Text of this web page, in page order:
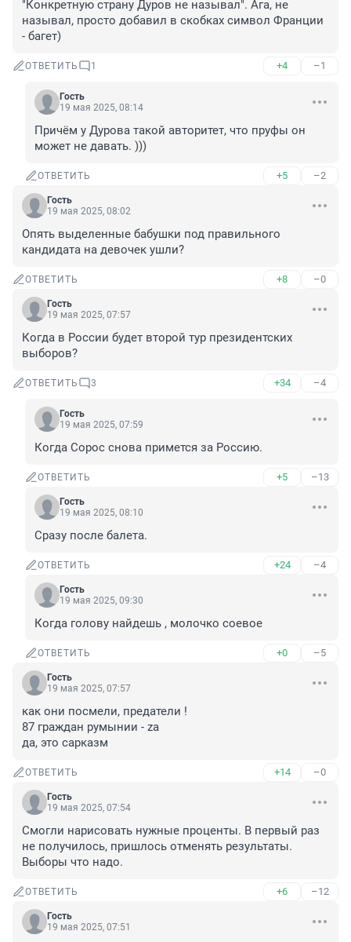
"Конкретную страну Дуров не называл". Ага, не
называл, просто добавил в скобках символ Франции
- багет)
ОТВЕТИТЬ 1 +4 –1
Гость
19 мая 2025, 08:14
Причём у Дурова такой авторитет, что пруфы он
может не давать. )))
ОТВЕТИТЬ +5 –2
Гость
19 мая 2025, 08:02
Опять выделенные бабушки под правильного
кандидата на девочек ушли?
ОТВЕТИТЬ +8 –0
Гость
19 мая 2025, 07:57
Когда в России будет второй тур президентских
выборов?
ОТВЕТИТЬ 3 +34 –4
Гость
19 мая 2025, 07:59
Когда Сорос снова примется за Россию.
ОТВЕТИТЬ +5 –13
Гость
19 мая 2025, 08:10
Сразу после балета.
ОТВЕТИТЬ +24 –4
Гость
19 мая 2025, 09:30
Когда голову найдешь , молочко соевое
ОТВЕТИТЬ +0 –5
Гость
19 мая 2025, 07:57
как они посмели, предатели !
87 граждан румынии - za
да, это сарказм
ОТВЕТИТЬ +14 –0
Гость
19 мая 2025, 07:54
Смогли нарисовать нужные проценты. В первый раз
не получилось, пришлось отменять результаты.
Выборы что надо.
ОТВЕТИТЬ +6 –12
Гость
19 мая 2025, 07:51